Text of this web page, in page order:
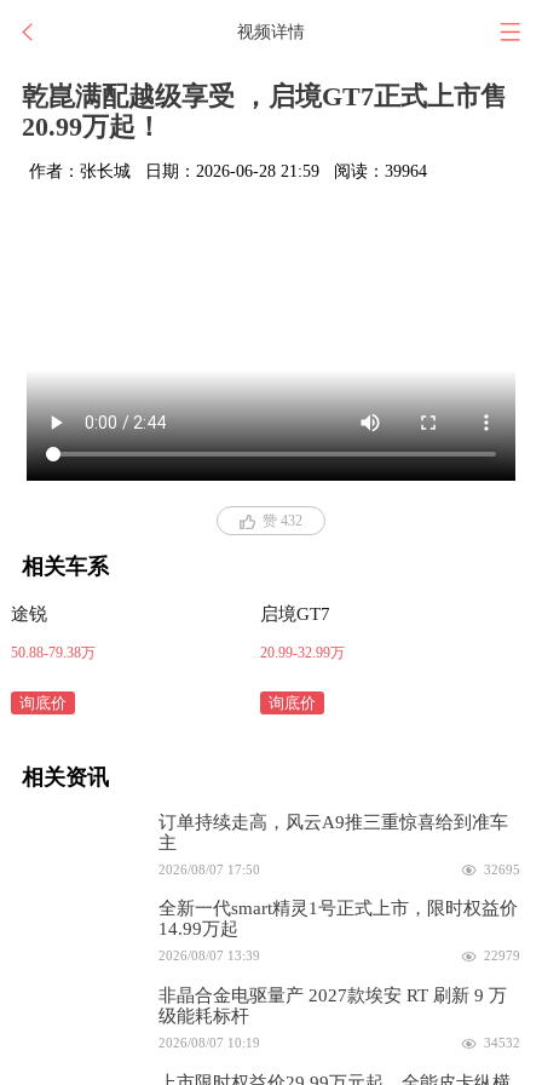
视频详情
乾崑满配越级享受 ，启境GT7正式上市售
20.99万起！
作者：张长城 日期：2026-06-28 21:59 阅读：39964
赞 432
相关车系
途锐
50.88-79.38万
询底价
启境GT7
20.99-32.99万
询底价
相关资讯
订单持续走高，风云A9推三重惊喜给到准车
主
2026/08/07 17:50 32695
全新一代smart精灵1号正式上市，限时权益价
14.99万起
2026/08/07 13:39 22979
非晶合金电驱量产 2027款埃安 RT 刷新 9 万
级能耗标杆
2026/08/07 10:19 34532